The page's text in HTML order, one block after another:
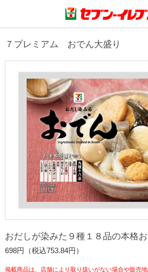
商品のご案内
今週の新商品
来週の新商品
商品カテゴリ一覧
セブンプレミアム
食の安全・安心への取組み
ギフト
サービス
サービストップ
nanacoトップ
マルチコピー機でできること
マルチコピー機でできることトップ
コピー
便利なサービス
宅配便
チケットサービス
企業情報トップ
ニュースリリース
ごあいさつ
企業理念
会社概要
私たちの取組み
サステナビリティ
サステナビリティトップ
セブン＆アイ・ホールディングスの重点課題
サステナビリティ活動基本方針
加盟店オーナー募集
７プレミアム おでん大盛り
おだしが染みた９種１８品の本格お
698円（税込753.84円）
掲載商品は、店舗により取り扱いがない場合や販売